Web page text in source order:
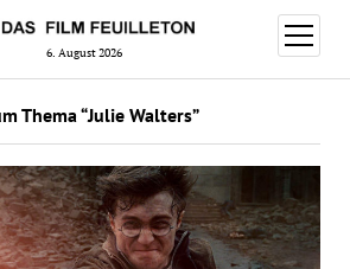
6. August 2026
Menü
öffnen
Thema “Julie Walters”